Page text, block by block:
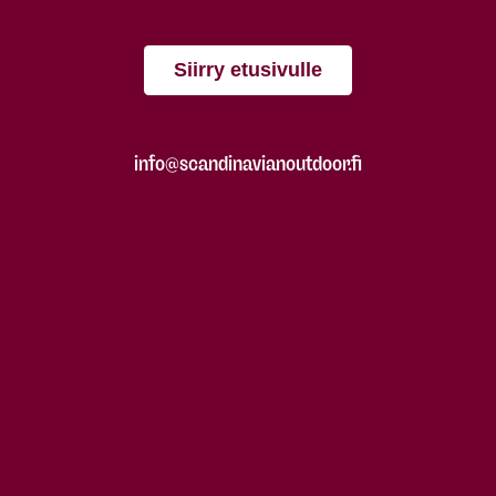
Siirry etusivulle
info@scandinavianoutdoor.fi